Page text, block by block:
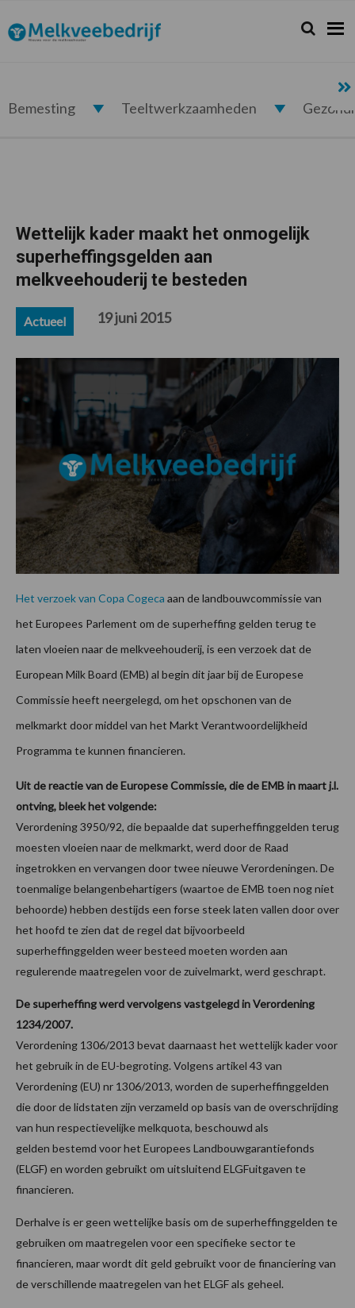
de
hoofdnavigatie
de
hoofd
de
eerste
de
voettekst
Melkveebedrijf.nl Zoeken...
Zoek
Bemesting Teeltwerkzaamheden
Wettelijk kader maakt het onmogelijk
superheffingsgelden aan
melkveehouderij te besteden
Actueel 19 juni 2015
Het verzoek van Copa Cogeca aan de landbouwcommissie van
het Europees Parlement om de superheffing gelden terug te
laten vloeien naar de melkveehouderij, is een verzoek dat de
European Milk Board (EMB) al begin dit jaar bij de Europese
Commissie heeft neergelegd, om het opschonen van de
melkmarkt door middel van het Markt Verantwoordelijkheid
Programma te kunnen financieren.
Uit de reactie van de Europese Commissie, die de EMB in maart j.l.
ontving, bleek het volgende:
Verordening 3950/92, die bepaalde dat superheffinggelden terug
moesten vloeien naar de melkmarkt, werd door de Raad
ingetrokken en vervangen door twee nieuwe Verordeningen. De
toenmalige belangenbehartigers (waartoe de EMB toen nog niet
behoorde) hebben destijds een forse steek laten vallen door over
het hoofd te zien dat de regel dat bijvoorbeeld
superheffinggelden weer besteed moeten worden aan
regulerende maatregelen voor de zuivelmarkt, werd geschrapt.
De superheffing werd vervolgens vastgelegd in Verordening
1234/2007.
Verordening 1306/2013 bevat daarnaast het wettelijk kader voor
het gebruik in de EU-begroting. Volgens artikel 43 van
Verordening (EU) nr 1306/2013, worden de superheffinggelden
die door de lidstaten zijn verzameld op basis van de overschrijding
van hun respectievelijke melkquota, beschouwd als
gelden bestemd voor het Europees Landbouwgarantiefonds
(ELGF) en worden gebruikt om uitsluitend ELGFuitgaven te
financieren.
Derhalve is er geen wettelijke basis om de superheffinggelden te
gebruiken om maatregelen voor een specifieke sector te
financieren, maar wordt dit geld gebruikt voor de financiering van
de verschillende maatregelen van het ELGF als geheel.